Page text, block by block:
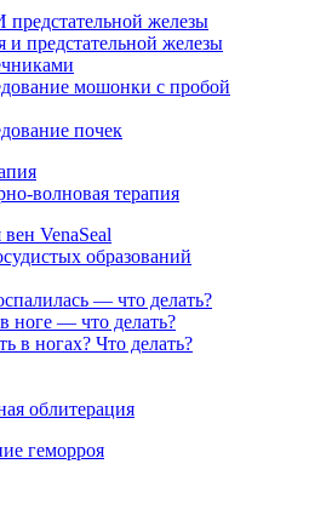
предстательной железы
предстательной железы
мошонки с пробой
почек
волновая терапия
VenaSeal
образований
— что делать?
ноге — что делать?
в ногах? Что делать?
облитерация
геморроя